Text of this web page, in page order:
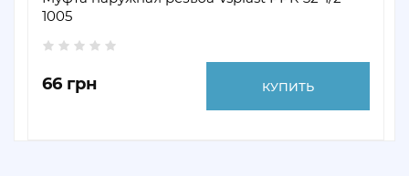
1005
66 грн КУПИТЬ